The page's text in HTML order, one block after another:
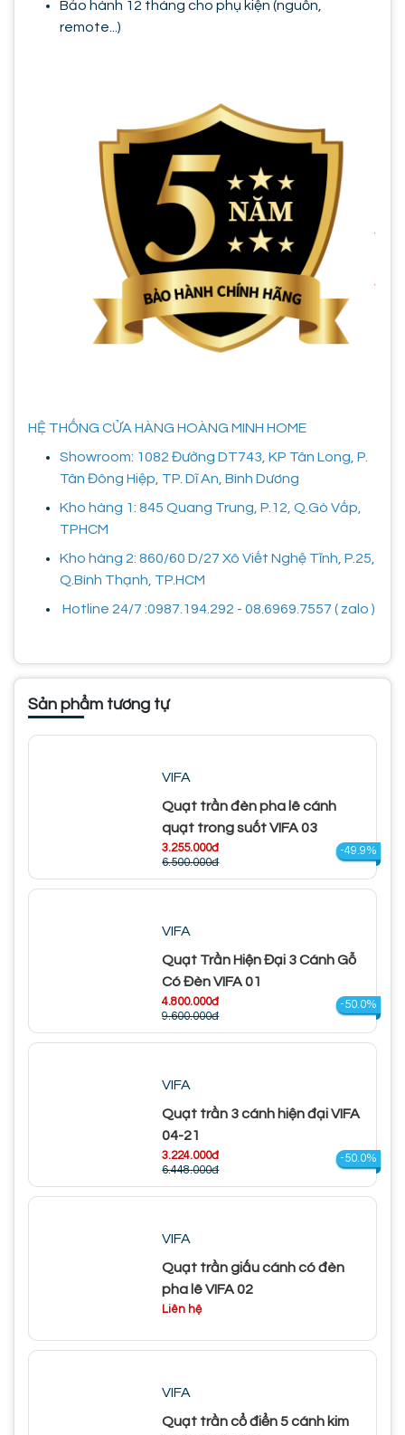
Bảo hành 12 tháng cho phụ kiện (nguồn,
remote...)
HỆ THỐNG CỬA HÀNG HOÀNG MINH HOME
Showroom: 1082 Đường DT743, KP Tân Long, P.
Tân Đông Hiệp, TP. Dĩ An, Bình Dương
Kho hàng 1: 845 Quang Trung, P.12, Q.Gò Vấp,
TPHCM
Kho hàng 2: 860/60 D/27 Xô Viết Nghệ Tĩnh, P.25,
Q.Bình Thạnh, TP.HCM
Hotline 24/7 :0987.194.292 - 08.6969.7557 ( zalo )
Sản phẩm tương tự
VIFA
Quạt trần đèn pha lê cánh
quạt trong suốt VIFA 03
3.255.000đ
6.500.000đ
-49.9%
VIFA
Quạt Trần Hiện Đại 3 Cánh Gỗ
Có Đèn VIFA 01
4.800.000đ
9.600.000đ
-50.0%
VIFA
Quạt trần 3 cánh hiện đại VIFA
04-21
3.224.000đ
6.448.000đ
-50.0%
VIFA
Quạt trần giấu cánh có đèn
pha lê VIFA 02
Liên hệ
VIFA
Quạt trần cổ điển 5 cánh kim